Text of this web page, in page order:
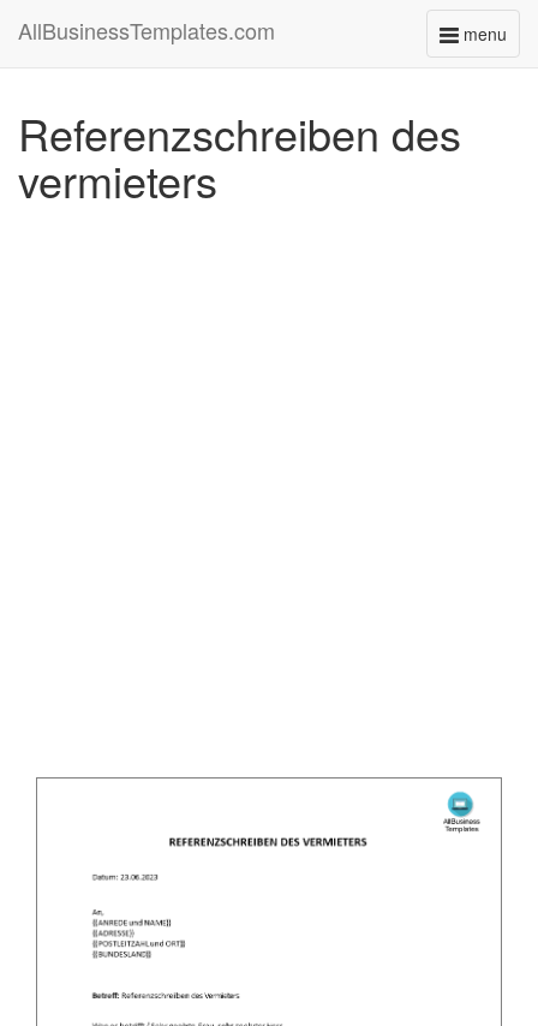
menu
Toggle
AllBusinessTemplates.com
Referenzschreiben des
vermieters